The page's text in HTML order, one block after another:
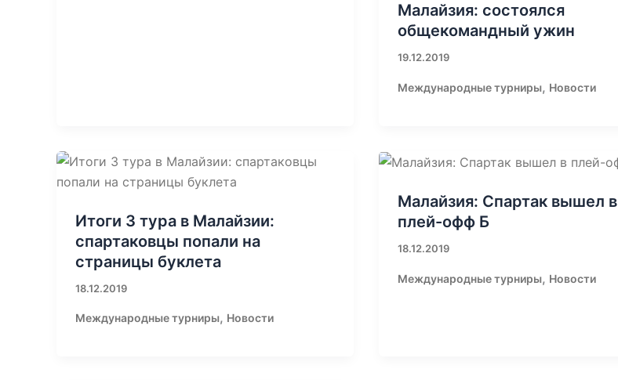
Малайзия: состоялся
общекомандный ужин
19.12.2019
Международные турниры, Новости
Итоги 3 тура в Малайзии:
спартаковцы попали на
страницы буклета
18.12.2019
Международные турниры, Новости
Малайзия: Спартак вышел в
плей-офф Б
18.12.2019
Международные турниры, Новости